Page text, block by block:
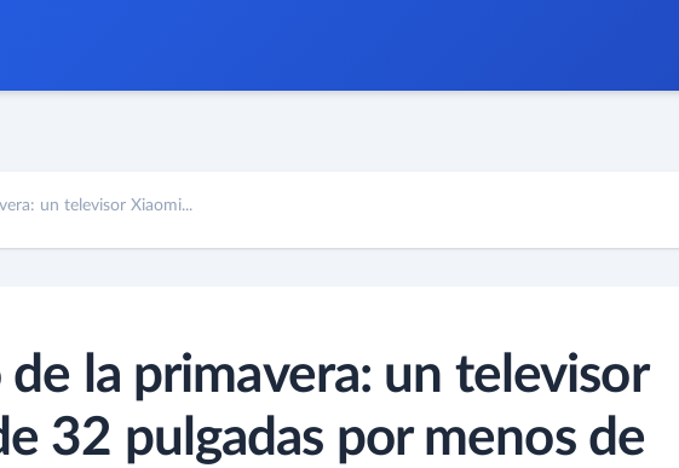
un televisor Xiaomi...
de la primavera: un televisor
32 pulgadas por menos de